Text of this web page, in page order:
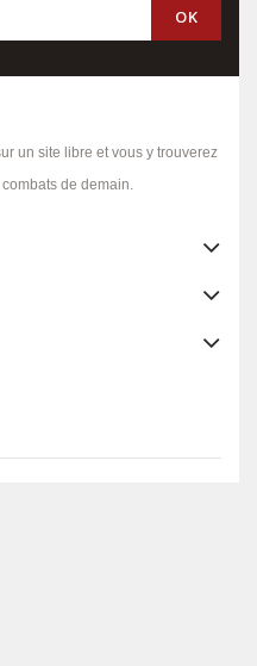
un site libre et vous y trouverez
de demain.